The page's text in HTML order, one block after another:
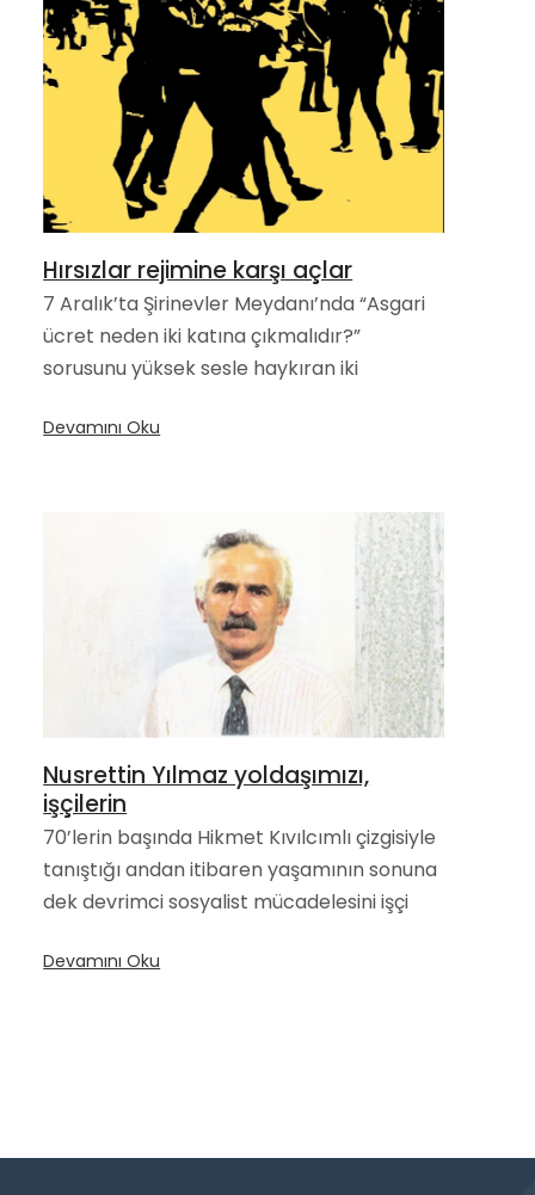
Hırsızlar rejimine karşı açlar
7 Aralık’ta Şirinevler Meydanı’nda “Asgari
ücret neden iki katına çıkmalıdır?”
sorusunu yüksek sesle haykıran iki
Devamını Oku
Nusrettin Yılmaz yoldaşımızı,
işçilerin
70’lerin başında Hikmet Kıvılcımlı çizgisiyle
tanıştığı andan itibaren yaşamının sonuna
dek devrimci sosyalist mücadelesini işçi
Devamını Oku